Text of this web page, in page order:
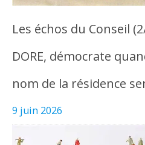
Les échos du Conseil
DORE, démocrate
nom de la résidence
9 juin 2026